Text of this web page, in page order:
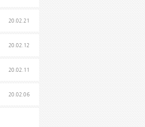
20.02.21
20.02.12
20.02.11
20.02.06